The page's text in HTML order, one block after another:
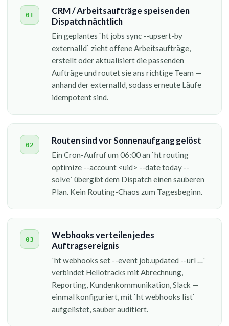
01
CRM / Arbeitsaufträge speisen den
Dispatch nächtlich
Ein geplantes `ht jobs sync --upsert-by
externalId` zieht offene Arbeitsaufträge,
erstellt oder aktualisiert die passenden
Aufträge und routet sie ans richtige Team —
anhand der externalId, sodass erneute Läufe
idempotent sind.
02 Routen sind vor Sonnenaufgang gelöst
Ein Cron-Aufruf um 06:00 an `ht routing
optimize --account <uid> --date today --
solve` übergibt dem Dispatch einen sauberen
Plan. Kein Routing-Chaos zum Tagesbeginn.
03
Webhooks verteilen jedes
Auftragsereignis
`ht webhooks set --event job.updated --url …`
verbindet Hellotracks mit Abrechnung,
Reporting, Kundenkommunikation, Slack —
einmal konfiguriert, mit `ht webhooks list`
aufgelistet, sauber auditiert.